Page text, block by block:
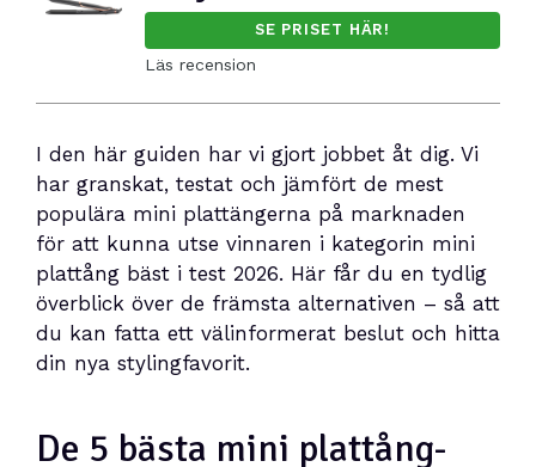
SE PRISET HÄR!
Läs recension
I den här guiden har vi gjort jobbet åt dig. Vi
har granskat, testat och jämfört de mest
populära mini plattängerna på marknaden
för att kunna utse vinnaren i kategorin mini
plattång bäst i test 2026. Här får du en tydlig
överblick över de främsta alternativen – så att
du kan fatta ett välinformerat beslut och hitta
din nya stylingfavorit.
De 5 bästa mini plattång-